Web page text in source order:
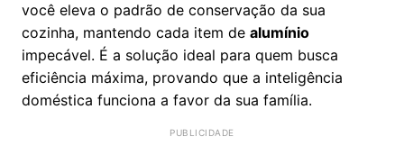
você eleva o padrão de conservação da sua
cozinha, mantendo cada item de alumínio
impecável. É a solução ideal para quem busca
eficiência máxima, provando que a inteligência
doméstica funciona a favor da sua família.